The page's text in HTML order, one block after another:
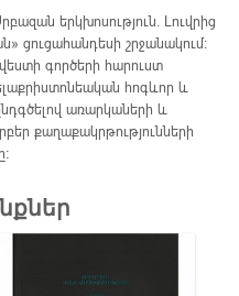
երկխոսություն․ Լուվրից
ցուցահանդեսի շրջանակում։
գործերի հարուստ
հոգևոր և
առարկաների և
քաղաքակրթությունների